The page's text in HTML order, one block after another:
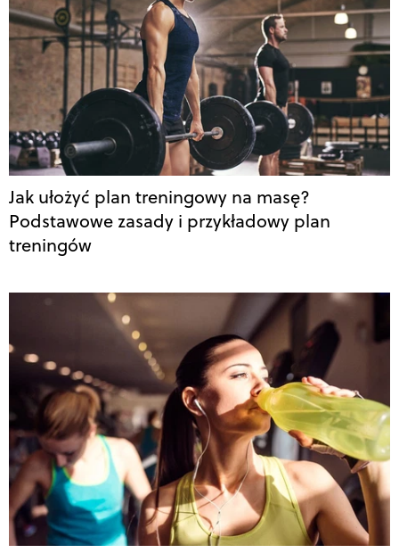
Jak ułożyć plan treningowy na masę?
Podstawowe zasady i przykładowy plan
treningów